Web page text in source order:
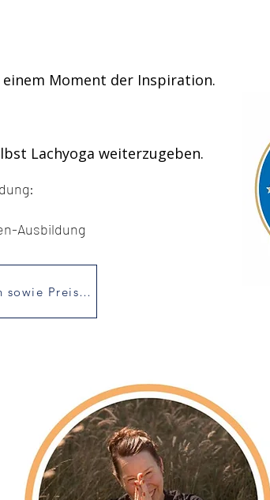
Moment der Inspiration.
Lachyoga weiterzugeben.
Ausbildung
Kostenlose Infobroschüre anfordern sowie Preisliste & Termine